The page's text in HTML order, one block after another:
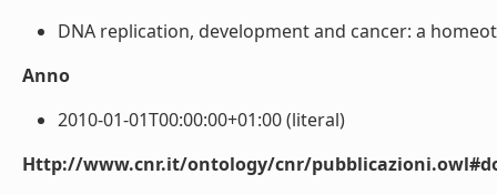
DNA replication, development and cancer: a
Anno
2010-01-01T00:00:00+01:00 (literal)
Http://www.cnr.it/ontology/cnr/